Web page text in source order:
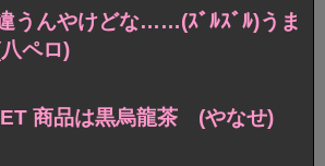
うんやけどな……(ｽﾞﾙｽﾞﾙ)うま
ペロ)
商品は黒烏龍茶 (やなせ)